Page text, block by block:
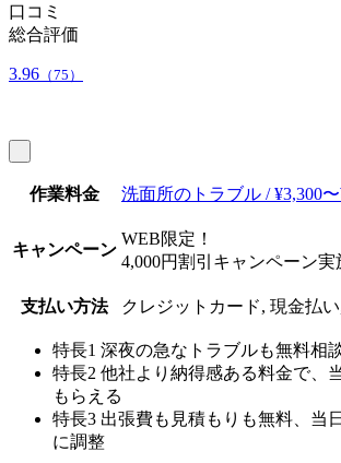
口コミ
総合評価
3.96 （75）
作業料金 洗面所のトラブル / ¥3,300〜
キャンペーン
WEB限定！
4,000円割引キャンペーン実
支払い方法 クレジットカード, 現金払
特長1 深夜の急なトラブルも無料相
特長2 他社より納得感ある料金で、
もらえる
特長3 出張費も見積もりも無料、当
に調整